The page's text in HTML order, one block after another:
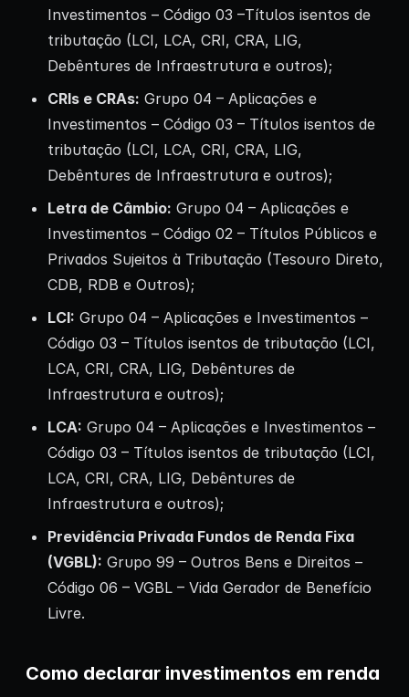
Investimentos – Código 03 –Títulos isentos de
tributação (LCI, LCA, CRI, CRA, LIG,
Debêntures de Infraestrutura e outros);
CRIs e CRAs: Grupo 04 – Aplicações e
Investimentos – Código 03 – Títulos isentos de
tributação (LCI, LCA, CRI, CRA, LIG,
Debêntures de Infraestrutura e outros);
Letra de Câmbio: Grupo 04 – Aplicações e
Investimentos – Código 02 – Títulos Públicos e
Privados Sujeitos à Tributação (Tesouro Direto,
CDB, RDB e Outros);
LCI: Grupo 04 – Aplicações e Investimentos –
Código 03 – Títulos isentos de tributação (LCI,
LCA, CRI, CRA, LIG, Debêntures de
Infraestrutura e outros);
LCA: Grupo 04 – Aplicações e Investimentos –
Código 03 – Títulos isentos de tributação (LCI,
LCA, CRI, CRA, LIG, Debêntures de
Infraestrutura e outros);
Previdência Privada Fundos de Renda Fixa
(VGBL): Grupo 99 – Outros Bens e Direitos –
Código 06 – VGBL – Vida Gerador de Benefício
Livre.
Como declarar investimentos em renda